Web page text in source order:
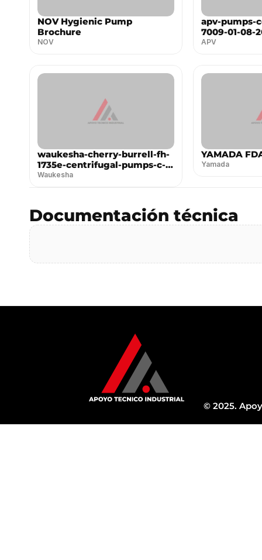
NOV Hygienic Pump
Brochure
NOV
apv-pumps-
7009-01-08-
APV
waukesha-cherry-burrell-fh-
1735e-centrifugal-pumps-c-
series--es
Waukesha
YAMADA
Yamada
Documentación técnica
© 2025.